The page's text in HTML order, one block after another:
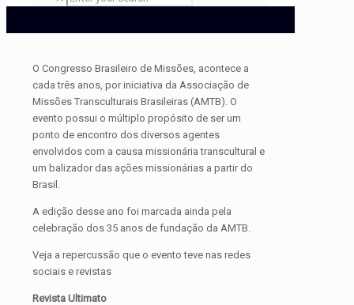
O Congresso Brasileiro de Missões, acontece a
cada três anos, por iniciativa da Associação de
Missões Transculturais Brasileiras (AMTB). O
evento possui o múltiplo propósito de ser um
ponto de encontro dos diversos agentes
envolvidos com a causa missionária transcultural e
um balizador das ações missionárias a partir do
Brasil.
A edição desse ano foi marcada ainda pela
celebração dos 35 anos de fundação da AMTB.
Veja a repercussão que o evento teve nas redes
sociais e revistas
Revista Ultimato